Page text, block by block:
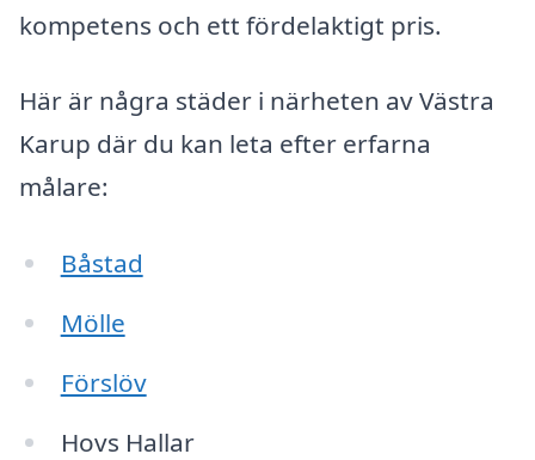
kompetens och ett fördelaktigt pris.
Här är några städer i närheten av Västra
Karup där du kan leta efter erfarna
målare:
Båstad
Mölle
Förslöv
Hovs Hallar